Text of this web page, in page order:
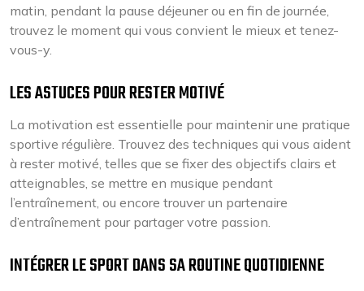
matin, pendant la pause déjeuner ou en fin de journée,
trouvez le moment qui vous convient le mieux et tenez-
vous-y.
LES ASTUCES POUR RESTER MOTIVÉ
La motivation est essentielle pour maintenir une pratique
sportive régulière. Trouvez des techniques qui vous aident
à rester motivé, telles que se fixer des objectifs clairs et
atteignables, se mettre en musique pendant
l’entraînement, ou encore trouver un partenaire
d’entraînement pour partager votre passion.
INTÉGRER LE SPORT DANS SA ROUTINE QUOTIDIENNE